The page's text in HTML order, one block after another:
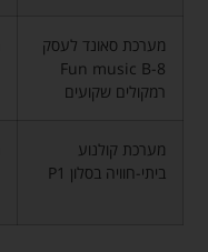
מערכת סאונד לעסק
Fun music B-8
רמקולים שקועים
מערכת קולנוע
ביתי-חוויה בסלון P1